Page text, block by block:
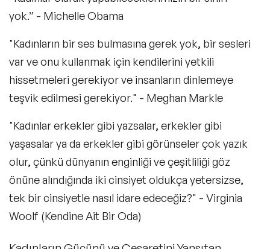
yok.” - Michelle Obama
"Kadınların bir ses bulmasına gerek yok, bir sesleri
var ve onu kullanmak için kendilerini yetkili
hissetmeleri gerekiyor ve insanların dinlemeye
teşvik edilmesi gerekiyor." - Meghan Markle
"Kadınlar erkekler gibi yazsalar, erkekler gibi
yaşasalar ya da erkekler gibi görünseler çok yazık
olur, çünkü dünyanın enginliği ve çeşitliliği göz
önüne alındığında iki cinsiyet oldukça yetersizse,
tek bir cinsiyetle nasıl idare edeceğiz?" - Virginia
Woolf (Kendine Ait Bir Oda)